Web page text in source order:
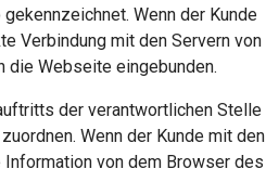
Wenn der Kunde
Verbindung mit den Servern von
die Webseite eingebunden.
der verantwortlichen Stelle
Wenn der Kunde mit den
von dem Browser des